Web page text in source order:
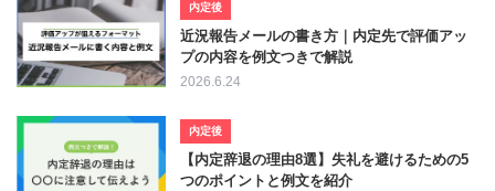
内定後
近況報告メールの書き方｜内定先で評価アッ
プの内容を例文つきで解説
2026.6.24
内定後
【内定辞退の理由8選】失礼を避けるための5
つのポイントと例文を紹介